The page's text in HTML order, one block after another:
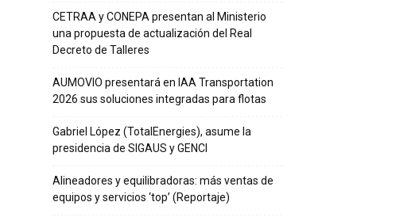
CETRAA y CONEPA presentan al Ministerio
una propuesta de actualización del Real
Decreto de Talleres
AUMOVIO presentará en IAA Transportation
2026 sus soluciones integradas para flotas
Gabriel López (TotalEnergies), asume la
presidencia de SIGAUS y GENCI
Alineadores y equilibradoras: más ventas de
equipos y servicios ‘top’ (Reportaje)